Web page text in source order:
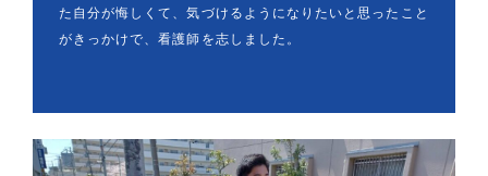
た自分が悔しくて、気づけるようになりたいと思ったこと
がきっかけで、看護師を志しました。